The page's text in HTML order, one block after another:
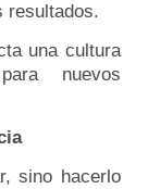
resultados.
una cultura
nuevos
sino hacerlo